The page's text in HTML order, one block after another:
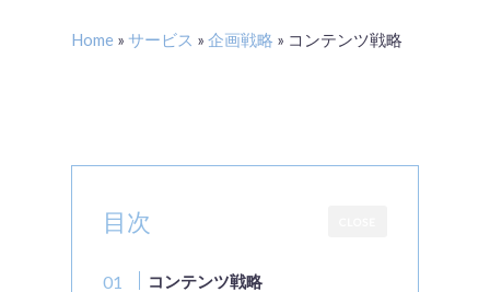
Home » サービス » 企画戦略 » コンテンツ戦略
目次
コンテンツ戦略